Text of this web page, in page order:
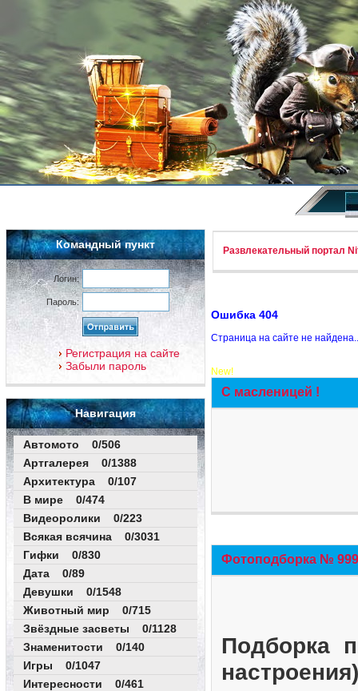
Командный пункт
Логин:
Пароль:
Регистрация на сайте
Забыли пароль
Навигация
Автомото 0/506
Артгалерея 0/1388
Архитектура 0/107
В мире 0/474
Видеоролики 0/223
Всякая всячина 0/3031
Гифки 0/830
Дата 0/89
Девушки 0/1548
Животный мир 0/715
Звёздные засветы 0/1128
Знаменитости 0/140
Игры 0/1047
Интересности 0/461
Развлекательный портал
Ошибка 404
Страница на сайте не
New!
С масленицей !
Фотоподборка №
Подборка